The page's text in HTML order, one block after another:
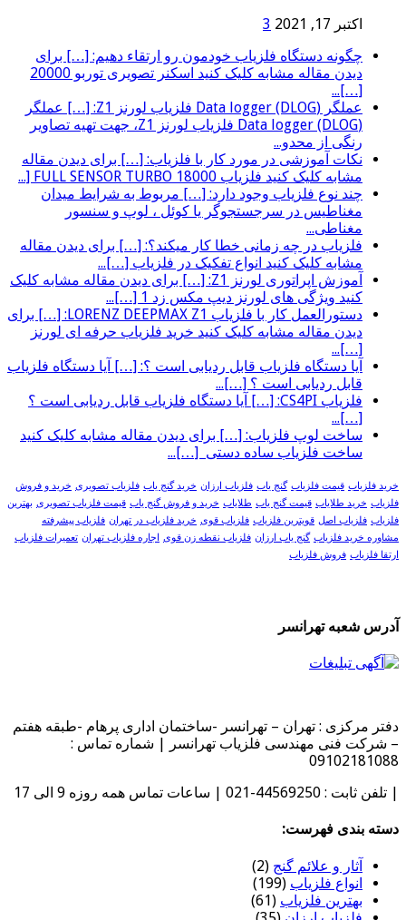
اکتبر 17, 2021
3
چگونه دستگاه فلزیاب خودمون رو ارتقاء دهیم: […] برای
دیدن مقاله مشابه کلیک کنید اسکنر تصویری توربو 20000
[…]...
عملگر (Data logger (DLOG فلزیاب لورنز Z1: […] عملگر
(Data logger (DLOG فلزیاب لورنز Z1، جهت تهیه تصاویر
رنگی از محدو...
نکات آموزشی در مورد کار با فلزیاب: […] برای دیدن مقاله
مشابه کلیک کنید فلزیاب FULL SENSOR TURBO 18000 [...
چند نوع فلزیاب وجود دارد: […] مربوط به شرایط میدان
مغناطیس در سرجستجوگر یا کوئل ، لوپ و سنسور
مغناطی...
فلزیاب در چه زمانی خطا کار میکند؟: […] برای دیدن مقاله
مشابه کلیک کنید انواع تفکیک در فلزیاب […]...
آموزش اپراتوری لورنز Z1: […] برای دیدن مقاله مشابه کلیک
کنید ویژگی های لورنز دیپ مکس زد 1 […]...
دستورالعمل کار با فلزیاب LORENZ DEEPMAX Z1: […] برای
دیدن مقاله مشابه کلیک کنید خرید فلزیاب حرفه ای لورنز
[…]...
آیا دستگاه فلزیاب قابل ردیابی است ؟: […] آیا دستگاه فلزیاب
قابل ردیابی است ؟ […]...
فلزیاب CS4PI: […] آیا دستگاه فلزیاب قابل ردیابی است ؟
[…]...
ساخت لوپ فلزیاب: […] برای دیدن مقاله مشابه کلیک کنید
ساخت فلزیاب ساده دستی […]...
خرید فلزیاب قیمت فلزیاب گنج یاب فلزیاب ارزان خرید گنج یاب فلزیاب تصویری خرید و فروش
فلزیاب خرید طلایاب قیمت گنج یاب طلایاب خرید و فروش گنج یاب قیمت فلزیاب تصویری بهترین
فلزیاب فلزیاب اصل قویترین فلزیاب فلزیاب قوی خرید فلزیاب در تهران فلزیاب پیشرفته
مشاوره خرید فلزیاب گنج یاب ارزان فلزیاب نقطه زن قوی اجاره فلزیاب تهران تعمیرات فلزیاب
ارتقا فلزیاب فروش فلزیاب
آدرس شعبه تهرانسر
دفتر مرکزی : تهران – تهرانسر -ساختمان اداری پرهام -طبقه هفتم
– شرکت فنی مهندسی فلزیاب تهرانسر | شماره تماس :
09102181088
| تلفن ثابت : 44569250-021 | ساعات تماس همه روزه 9 الی 17
دسته بندی فهرست:
آثار و علائم گنج (2)
انواع فلزیاب (199)
بهترین فلزیاب (61)